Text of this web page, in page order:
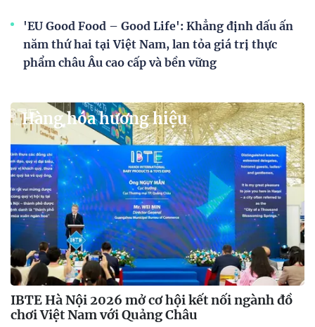
'EU Good Food – Good Life': Khẳng định dấu ấn
năm thứ hai tại Việt Nam, lan tỏa giá trị thực
phẩm châu Âu cao cấp và bền vững
Hàng hóa hương hiệu
IBTE Hà Nội 2026 mở cơ hội kết nối ngành đồ
chơi Việt Nam với Quảng Châu